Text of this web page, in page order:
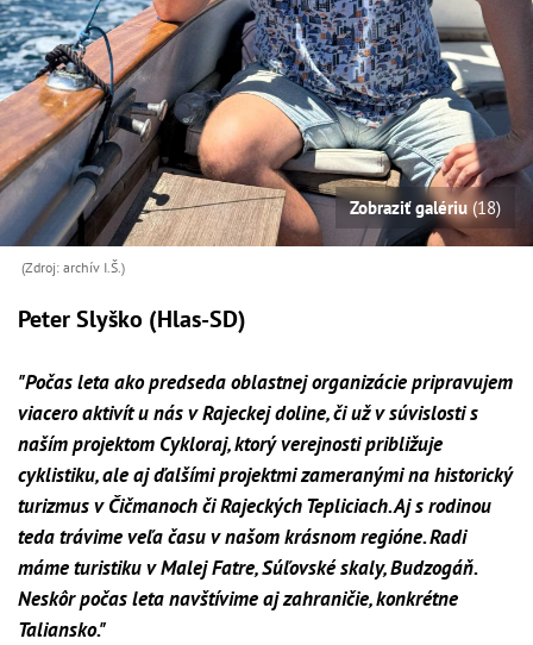
Zobraziť galériu (18)
(Zdroj: archív I.Š.)
Peter Slyško (Hlas-SD)
"Počas leta ako predseda oblastnej organizácie pripravujem
viacero aktivít u nás v Rajeckej doline, či už v súvislosti s
naším projektom Cykloraj, ktorý verejnosti približuje
cyklistiku, ale aj ďalšími projektmi zameranými na historický
turizmus v Čičmanoch či Rajeckých Tepliciach. Aj s rodinou
teda trávime veľa času v našom krásnom regióne. Radi
máme turistiku v Malej Fatre, Súľovské skaly, Budzogáň.
Neskôr počas leta navštívime aj zahraničie, konkrétne
Taliansko."